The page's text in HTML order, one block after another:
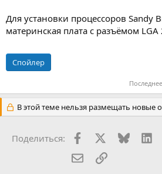
Для установки процессоров Sandy
материнская плата с разъёмом LGA
Спойлер
В этой теме нельзя размещать новые
Поделиться: FacebookX (Twitter)
Bluesky
Электронная почта
Ссылка